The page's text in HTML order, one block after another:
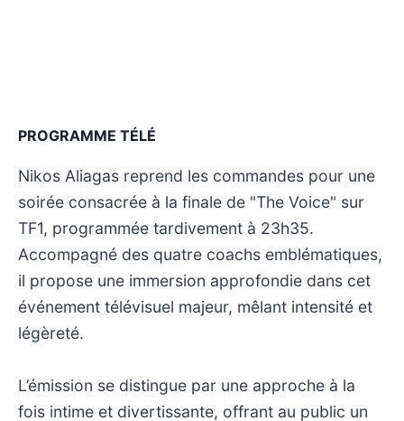
PROGRAMME TÉLÉ
Nikos Aliagas reprend les commandes pour une
soirée consacrée à la finale de "The Voice" sur
TF1, programmée tardivement à 23h35.
Accompagné des quatre coachs emblématiques,
il propose une immersion approfondie dans cet
événement télévisuel majeur, mêlant intensité et
légèreté.
L’émission se distingue par une approche à la
fois intime et divertissante, offrant au public un